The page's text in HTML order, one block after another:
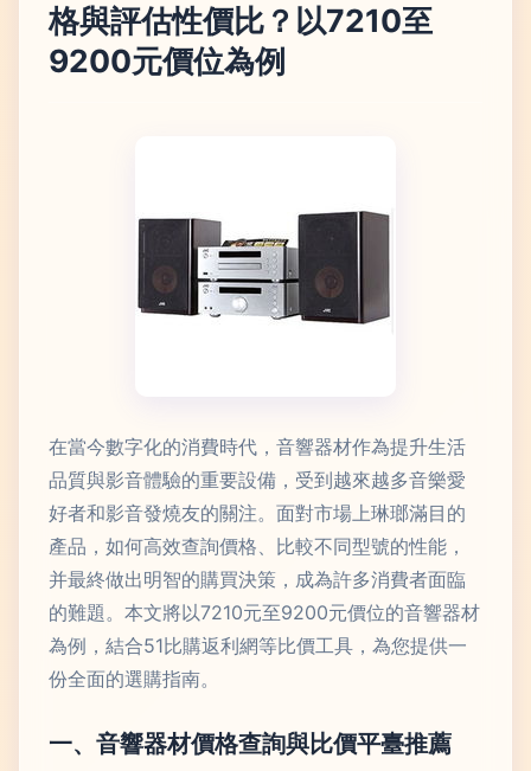
格與評估性價比？以7210至
9200元價位為例
在當今數字化的消費時代，音響器材作為提升生活
品質與影音體驗的重要設備，受到越來越多音樂愛
好者和影音發燒友的關注。面對市場上琳瑯滿目的
產品，如何高效查詢價格、比較不同型號的性能，
并最終做出明智的購買決策，成為許多消費者面臨
的難題。本文將以7210元至9200元價位的音響器材
為例，結合51比購返利網等比價工具，為您提供一
份全面的選購指南。
一、音響器材價格查詢與比價平臺推薦